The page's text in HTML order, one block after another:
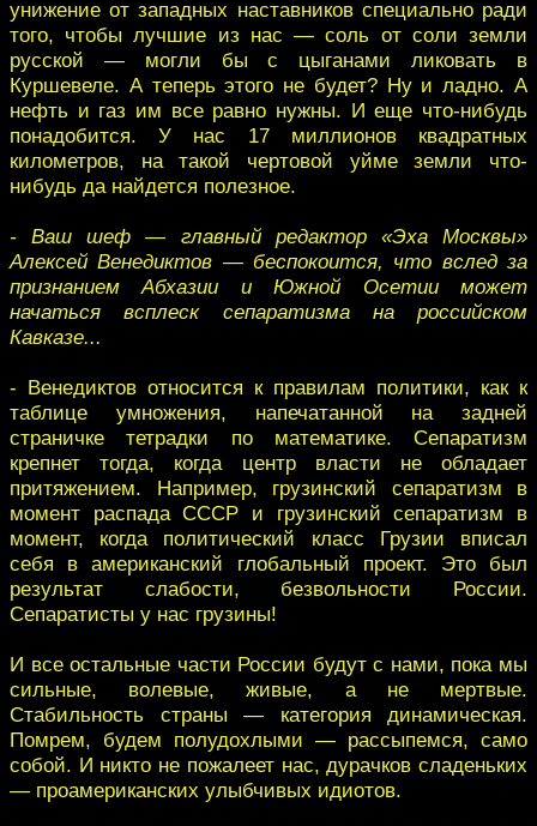
унижение от западных наставников специально ради
того, чтобы лучшие из нас — соль от соли земли
русской — могли бы с цыганами ликовать в
Куршевеле. А теперь этого не будет? Ну и ладно. А
нефть и газ им все равно нужны. И еще что-нибудь
понадобится. У нас 17 миллионов квадратных
километров, на такой чертовой уйме земли что-
нибудь да найдется полезное.
- Ваш шеф — главный редактор «Эха Москвы»
Алексей Венедиктов — беспокоится, что вслед за
признанием Абхазии и Южной Осетии может
начаться всплеск сепаратизма на российском
Кавказе...
- Венедиктов относится к правилам политики, как к
таблице умножения, напечатанной на задней
страничке тетрадки по математике. Сепаратизм
крепнет тогда, когда центр власти не обладает
притяжением. Например, грузинский сепаратизм в
момент распада СССР и грузинский сепаратизм в
момент, когда политический класс Грузии вписал
себя в американский глобальный проект. Это был
результат слабости, безвольности России.
Сепаратисты у нас грузины!
И все остальные части России будут с нами, пока мы
сильные, волевые, живые, а не мертвые.
Стабильность страны — категория динамическая.
Помрем, будем полудохлыми — рассыпемся, само
собой. И никто не пожалеет нас, дурачков сладеньких
— проамериканских улыбчивых идиотов.